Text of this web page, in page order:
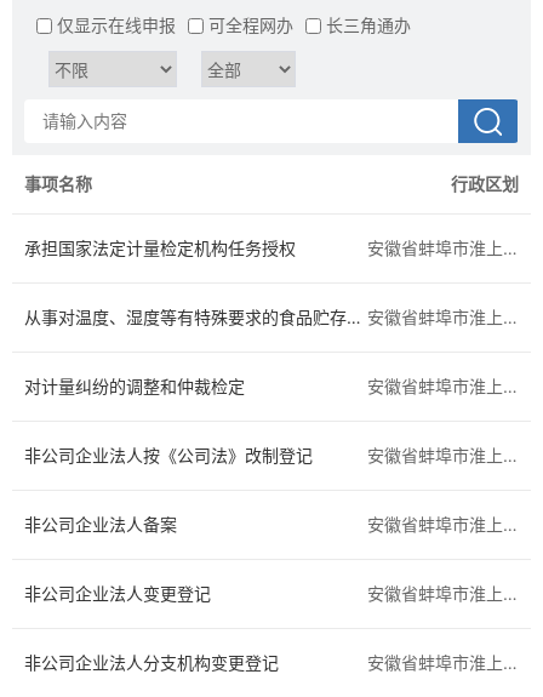
区民政局 区文旅体局
区统计局
区发展和改革委员会
区医疗保障局 区退役军人事务局
区人社局 区生态环境分局
区残联 区自然资源和规划分局
公安局淮上分局 区委宣传部（区新闻出版局）
仅显示在线申报 可全程网办 长三角通办
事项名称 行政区划
承担国家法定计量检定机构任务授权 安徽省蚌埠市淮上区
从事对温度、湿度等有特殊要求的食品贮存业务的非食品生产经营者备案 安徽省蚌埠市淮上区
对计量纠纷的调整和仲裁检定 安徽省蚌埠市淮上区
非公司企业法人按《公司法》改制登记 安徽省蚌埠市淮上区
非公司企业法人备案 安徽省蚌埠市淮上区
非公司企业法人变更登记 安徽省蚌埠市淮上区
非公司企业法人分支机构变更登记 安徽省蚌埠市淮上区